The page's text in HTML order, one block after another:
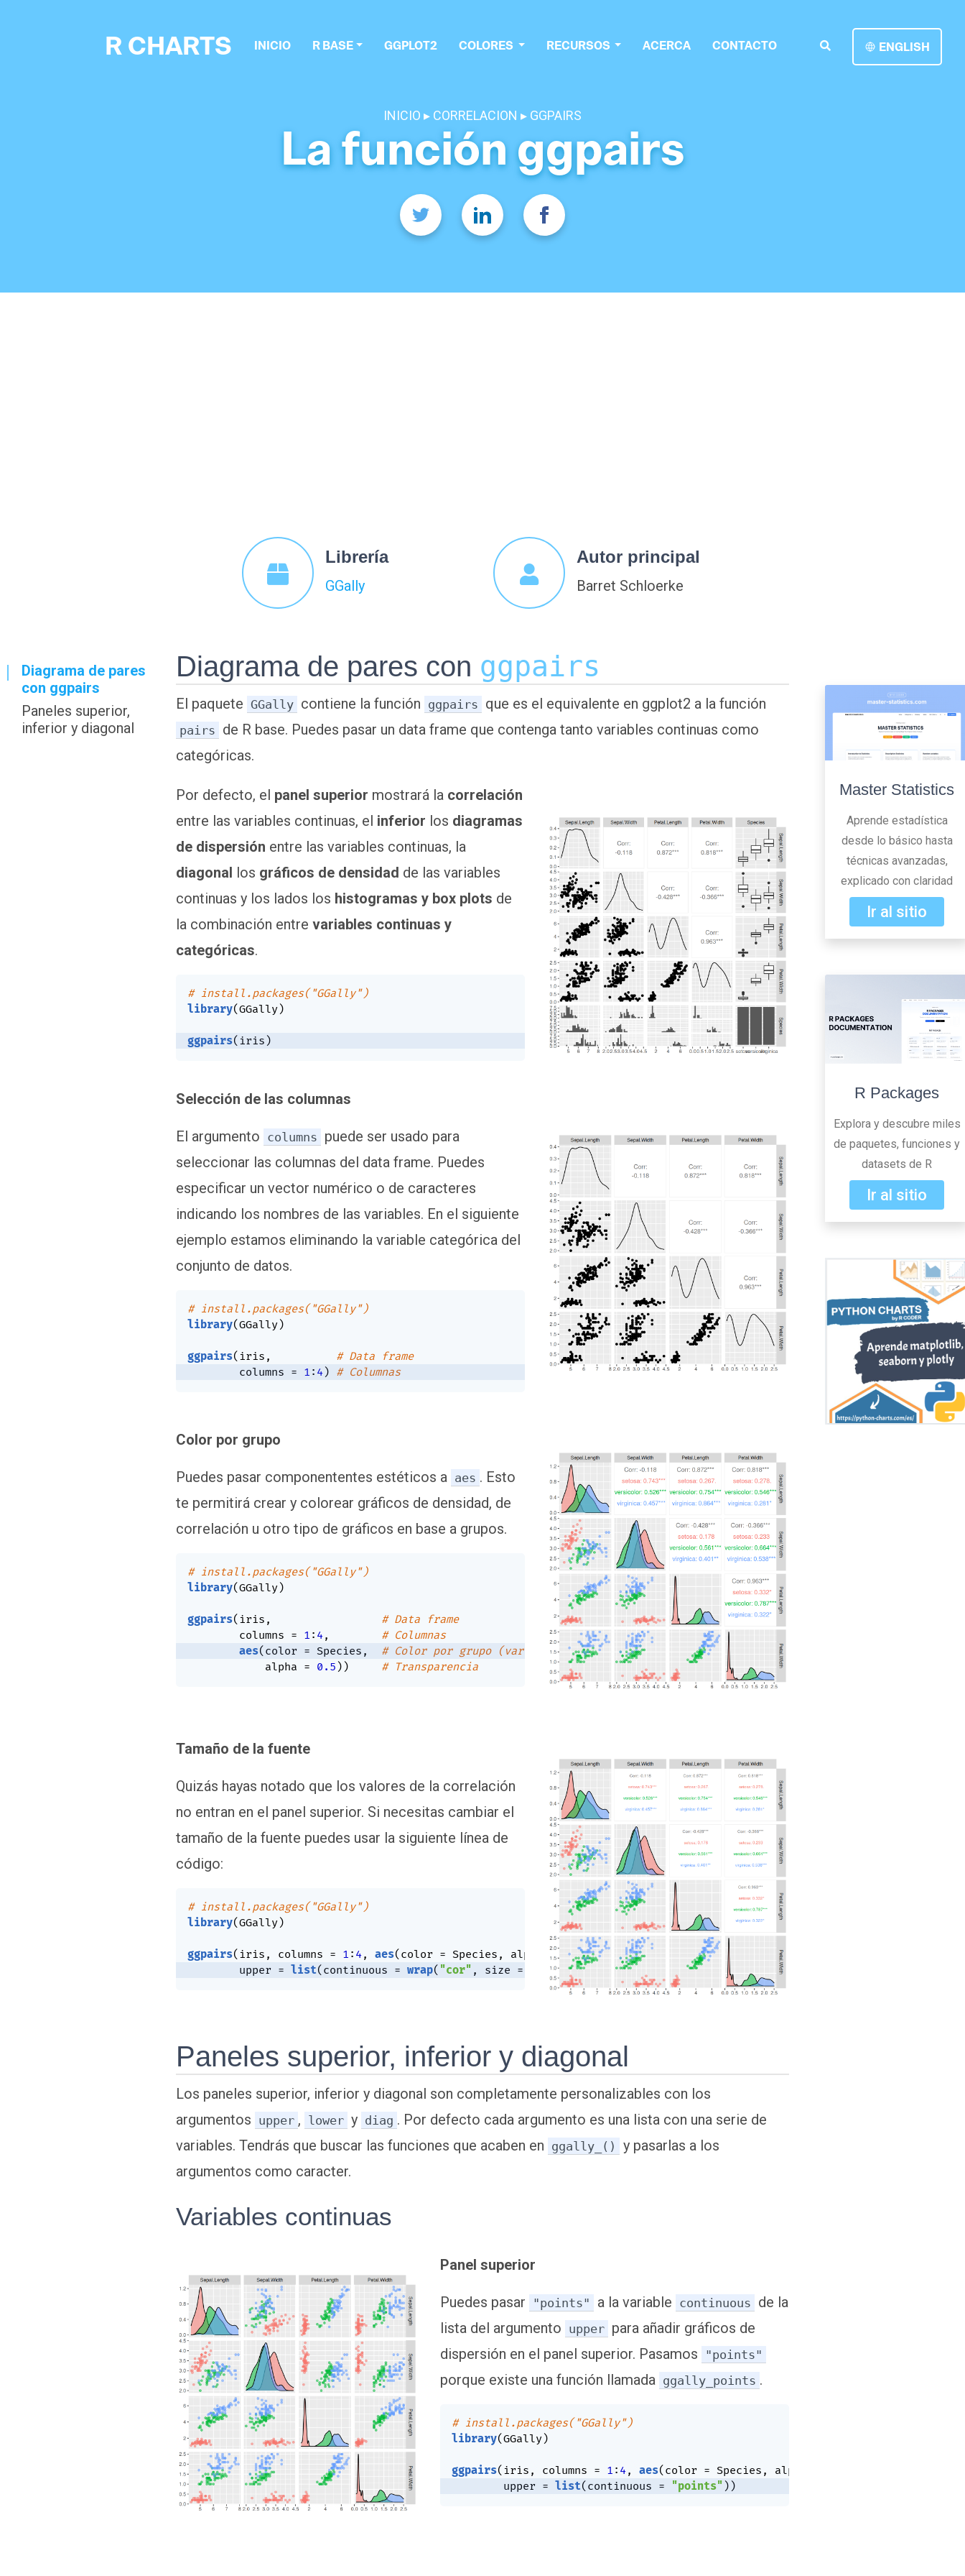
R CHARTS INICIO R BASE GGPLOT2 COLORES RECURSOS ACERCA CONTACTO ENGLISH
INICIO CORRELACION GGPAIRS
La función ggpairs
Librería
GGally
Autor principal
Barret Schloerke
Diagrama de pares
con ggpairs
Paneles superior,
inferior y diagonal
Diagrama de pares con ggpairs
El paquete GGally contiene la función ggpairs que es el equivalente en ggplot2 a la función
pairs de R base. Puedes pasar un data frame que contenga tanto variables continuas como
categóricas.
Por defecto, el panel superior mostrará la correlación
entre las variables continuas, el inferior los diagramas
de dispersión entre las variables continuas, la
diagonal los gráficos de densidad de las variables
continuas y los lados los histogramas y box plots de
la combinación entrevariables continuas y
categóricas.
# install.packages("GGally")
library(GGally)
ggpairs( iris )
Selección de las columnas
El argumento columns puede ser usado para
seleccionar las columnas del data frame. Puedes
especificar un vector numérico o de caracteres
indicando los nombres de las variables. En el siguiente
ejemplo estamos eliminando la variable categórica del
conjunto de datos.
# install.packages("GGally")
library(GGally)
ggpairs( iris ,
# Data frame
        columns
= 1 : 4) # Columnas
Color por grupo
Puedes pasar componententes estéticos a aes . Esto
te permitirá crear y colorear gráficos de densidad, de
correlación u otro tipo de gráficos en base a grupos.
# install.packages("GGally")
library(GGally)
ggpairs( iris ,
# Data frame
        columns
= 1 : 4,
# Columnas
aes( color = Species ,
# Color por grupo (var. categórica)
            alpha
= 0.5 ) ) # Transparencia
Tamaño de la fuente
Quizás hayas notado que los valores de la correlación
no entran en el panel superior. Si necesitas cambiar el
tamaño de la fuente puedes usar la siguiente línea de
código:
# install.packages("GGally")
library(GGally)
ggpairs( iris , columns = 1 : 4, aes( color = Species , alpha = 0.5),
        upper
= list( continuous = wrap( "cor" , size = )) )
Paneles superior, inferior y diagonal
Los paneles superior, inferior y diagonal son completamente personalizables con los
argumentos upper , lower y diag . Por defecto cada argumento es una lista con una serie de
variables. Tendrás que buscar las funciones que acaben en ggally_()
y pasarlas a los
argumentos como caracter.
Variables continuas
Panel superior
Puedes pasar "points" a la variable continuous de la
lista del argumento upper para añadir gráficos de
dispersión en el panel superior. Pasamos
"points"
porque existe una función llamada ggally_points .
# install.packages("GGally")
library(GGally)
ggpairs( iris , columns = 1 : 4, aes( color = Species , alpha
        upper
= list( continuous = "points" ) )
Master Statistics
Aprende estadística
desde lo básico hasta
técnicas avanzadas,
explicado con claridad
Ir al sitio
R Packages
Explora y descubre miles
de paquetes, funciones y
datasets de R
Ir al sitio